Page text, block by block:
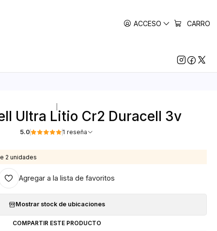
ACCESO CARRO
Ultra Litio Cr2 Duracell 3v
5.0 1 reseña
2 unidades
Agregar a la lista de favoritos
Mostrar stock de ubicaciones
COMPARTIR ESTE PRODUCTO